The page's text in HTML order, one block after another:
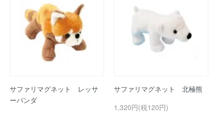
サファリマグネット レッサ
ーパンダ
サファリマグネット 北極熊
1,320円(税120円)